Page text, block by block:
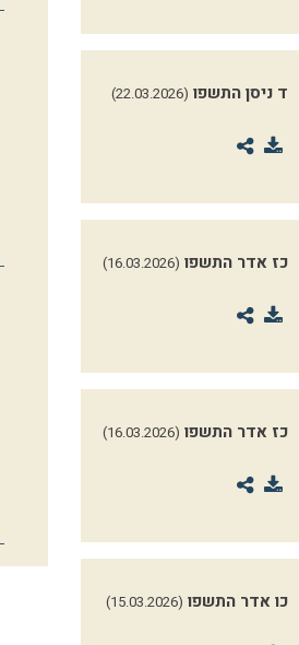
ד ניסן התשפו (22.03.2026)
כז אדר התשפו (16.03.2026)
כז אדר התשפו (16.03.2026)
כו אדר התשפו (15.03.2026)